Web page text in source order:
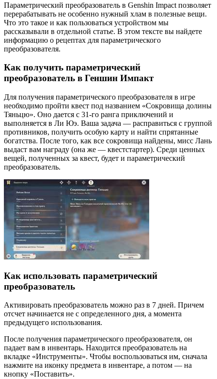
Параметрический преобразователь в Genshin Impact позволяет
перерабатывать не особенно нужный хлам в полезные вещи.
Что это такое и как пользоваться устройством мы
рассказывали в отдельной статье. В этом тексте вы найдете
информацию о рецептах для параметрического
преобразователя.
Как получить параметрический
преобразователь в Геншин Импакт
Для получения параметрического преобразователя в игре
необходимо пройти квест под названием «Сокровища долины
Тяньцю». Оно дается с 31-го ранга приключений и
выполняется в Ли Юэ. Ваша задача — расправиться с группой
противников, получить особую карту и найти спрятанные
богатства. После того, как все сокровища найдены, мисс Лань
выдаст вам награду (она же — квестстартер). Среди ценных
вещей, полученных за квест, будет и параметрический
преобразователь.
Как использовать параметрический
преобразователь
Активировать преобразователь можно раз в 7 дней. Причем
отсчет начинается не с определенного дня, а момента
предыдущего использования.
После получения параметрического преобразователя, он
падает вам в инвентарь. Находится преобразователь на
вкладке «Инструменты». Чтобы воспользоваться им, сначала
нажмите на иконку предмета в инвентаре, а потом — на
кнопку «Поставить».